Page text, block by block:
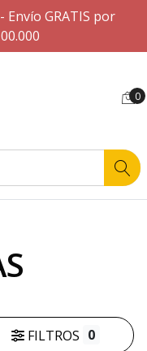
Envío GRATIS por
0
FILTROS 0